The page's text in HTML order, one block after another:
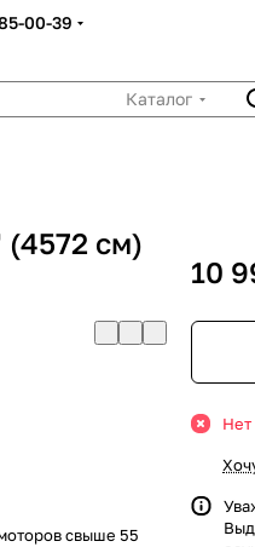
00-39
Каталог
(4572 см)
свыше 55
10
Нет